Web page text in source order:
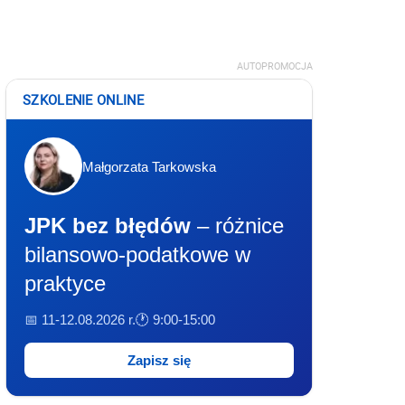
AUTOPROMOCJA
SZKOLENIE ONLINE
Małgorzata Tarkowska
JPK bez błędów – różnice
bilansowo-podatkowe w
praktyce
📅 11-12.08.2026 r.🕐 9:00-15:00
Zapisz się